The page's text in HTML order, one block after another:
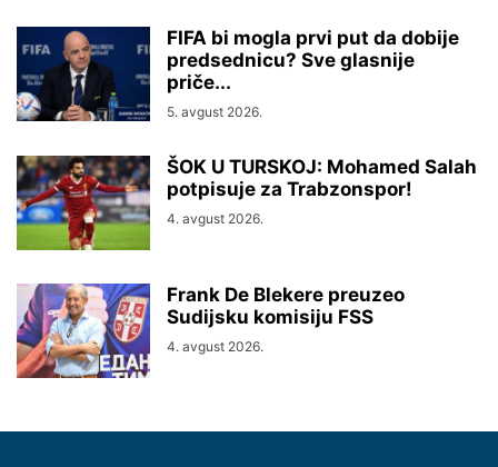
FIFA bi mogla prvi put da dobije
predsednicu? Sve glasnije
priče...
5. avgust 2026.
ŠOK U TURSKOJ: Mohamed Salah
potpisuje za Trabzonspor!
4. avgust 2026.
Frank De Blekere preuzeo
Sudijsku komisiju FSS
4. avgust 2026.